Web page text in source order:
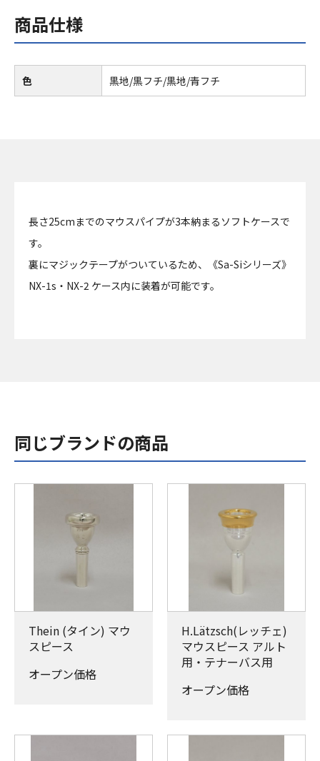
商品仕様
色 黒地/黒フチ/黒地/青フチ
長さ25cmまでのマウスパイプが3本納まるソフトケースで
す。
裏にマジックテープがついているため、《Sa-Siシリーズ》
NX-1s・NX-2 ケース内に装着が可能です。
同じブランドの商品
Thein (タイン) マウ
スピース
オープン価格
H.Lätzsch(レッチェ)
マウスピース アルト
用・テナーバス用
オープン価格